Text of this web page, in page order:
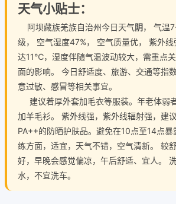
天气小贴士：
阿坝藏族羌族自治州今日天气阴， 气温
级， 空气湿度47%， 空气质量优， 紫外
达11℃，湿度伴随气温波动较大，需重点
面的影响。 今日舒适度、旅游、交通等指
意过敏、感冒等相关事宜。
建议着厚外套加毛衣等服装。年老体弱
加羊毛衫。 紫外线强，紫外线辐射强，建
PA++的防晒护肤品。避免在10点至14点
练方面，适宜，天气不错，空气清新。 较
好，早晚会感觉偏凉，午后舒适、宜人。
水，不宜洗车。